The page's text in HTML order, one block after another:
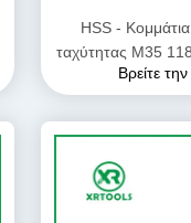
HSS -
ταχύτητας M35
Βρείτε